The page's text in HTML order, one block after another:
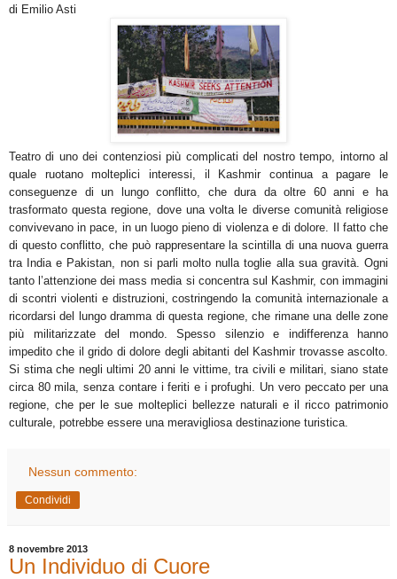
di Emilio Asti
Teatro di uno dei contenziosi più complicati del nostro tempo, intorno al
quale ruotano molteplici interessi, il Kashmir continua a pagare le
conseguenze di un lungo conflitto, che dura da oltre 60 anni e ha
trasformato questa regione, dove una volta le diverse comunità religiose
convivevano in pace, in un luogo pieno di violenza e di dolore. Il fatto che
di questo conflitto, che può rappresentare la scintilla di una nuova guerra
tra India e Pakistan, non si parli molto nulla toglie alla sua gravità. Ogni
tanto l’attenzione dei mass media si concentra sul Kashmir, con immagini
di scontri violenti e distruzioni, costringendo la comunità internazionale a
ricordarsi del lungo dramma di questa regione, che rimane una delle zone
più militarizzate del mondo. Spesso silenzio e indifferenza hanno
impedito che il grido di dolore degli abitanti del Kashmir trovasse ascolto.
Si stima che negli ultimi 20 anni le vittime, tra civili e militari, siano state
circa 80 mila, senza contare i feriti e i profughi. Un vero peccato per una
regione, che per le sue molteplici bellezze naturali e il ricco patrimonio
culturale, potrebbe essere una meravigliosa destinazione turistica.
Nessun commento:
Condividi
8 novembre 2013
Un Individuo di Cuore